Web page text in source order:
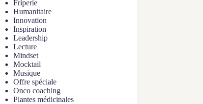
Friperie
Humanitaire
Innovation
Inspiration
Leadership
Lecture
Mindset
Mocktail
Musique
Offre spéciale
Onco coaching
Plantes médicinales